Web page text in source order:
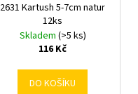
2631 Kartush 5-7cm natur
12ks
Skladem (>5 ks)
116 Kč
DO KOŠÍKU